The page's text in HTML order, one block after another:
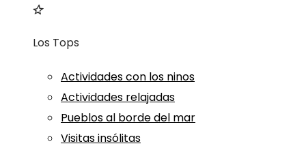
Los Tops
Actividades con los ninos
Actividades relajadas
Pueblos al borde del mar
Visitas insólitas